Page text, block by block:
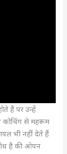
हैं पर उन्हें
कोचिंग से महरूम
भी नहीं देते हैं
है की ओपन